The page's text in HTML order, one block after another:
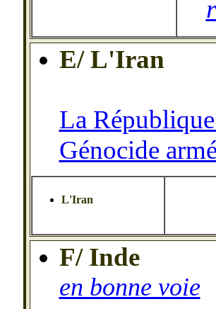
E/ L'Iran
La
Génocide
L'Iran
F/ Inde
en bonne voie